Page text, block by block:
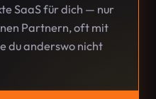
SaaS für dich — nur
Partnern, oft mit
du anderswo nicht